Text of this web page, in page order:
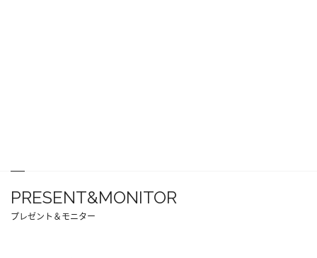
PRESENT&MONITOR
プレゼント＆モニター